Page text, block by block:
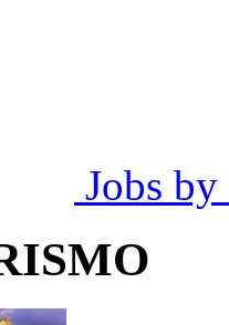
Jobs by